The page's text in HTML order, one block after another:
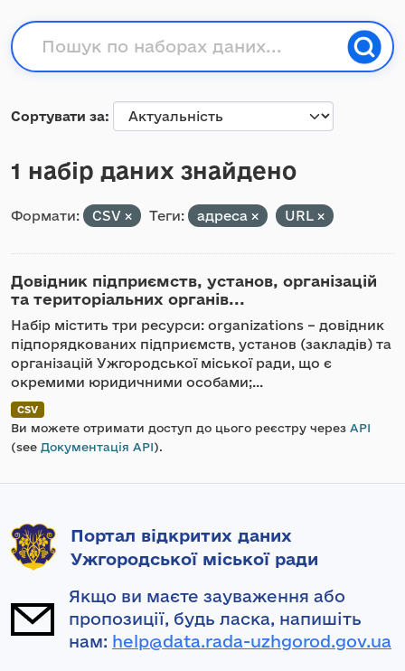
Сортувати за
1 набір даних знайдено
Формати: CSV Теги: адреса URL
Довідник підприємств, установ, організацій
та територіальних органів...
Набір містить три ресурси: organizations – довідник
підпорядкованих підприємств, установ (закладів) та
організацій Ужгородської міської ради, що є
окремими юридичними особами;...
CSV
Ви можете отримати доступ до цього реєстру через API
(see Документація API).
Портал відкритих даних
Ужгородської міської ради
Якщо ви маєте зауваження або
пропозиції, будь ласка, напишіть
нам: help@data.rada-uzhgorod.gov.ua